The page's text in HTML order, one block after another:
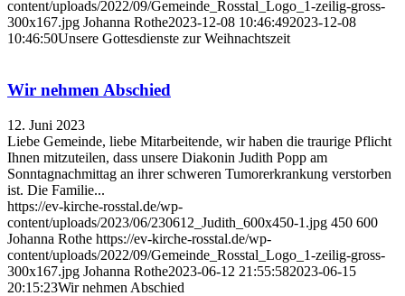
content/uploads/2022/09/Gemeinde_Rosstal_Logo_1-zeilig-gross-
300x167.jpg Johanna Rothe2023-12-08 10:46:492023-12-08
10:46:50Unsere Gottesdienste zur Weihnachtszeit
Wir nehmen Abschied
12. Juni 2023
Liebe Gemeinde, liebe Mitarbeitende, wir haben die traurige Pflicht
Ihnen mitzuteilen, dass unsere Diakonin Judith Popp am
Sonntagnachmittag an ihrer schweren Tumorerkrankung verstorben
ist. Die Familie...
https://ev-kirche-rosstal.de/wp-
content/uploads/2023/06/230612_Judith_600x450-1.jpg 450 600
Johanna Rothe https://ev-kirche-rosstal.de/wp-
content/uploads/2022/09/Gemeinde_Rosstal_Logo_1-zeilig-gross-
300x167.jpg Johanna Rothe2023-06-12 21:55:582023-06-15
20:15:23Wir nehmen Abschied